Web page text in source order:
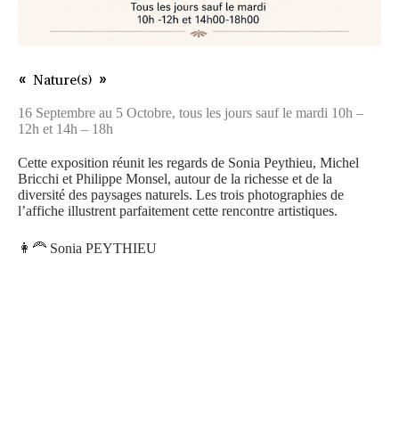
« Nature(s) »
16 Septembre au 5 Octobre, tous les jours sauf le mardi 10h –
12h et 14h – 18h
Cette exposition réunit les regards de Sonia Peythieu, Michel
Bricchi et Philippe Monsel, autour de la richesse et de la
diversité des paysages naturels. Les trois photographies de
l’affiche illustrent parfaitement cette rencontre artistiques.
👩‍🦰 Sonia PEYTHIEU